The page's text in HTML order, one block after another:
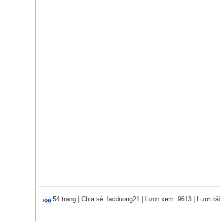
54 trang Chia sẻ: lacduong21 | Lượt xem: 9613 | Lượt